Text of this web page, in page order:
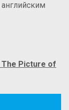
The Picture of